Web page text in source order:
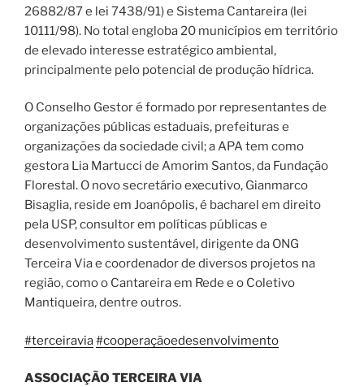
26882/87 e lei 7438/91) e Sistema Cantareira (lei
10111/98). No total engloba 20 municípios em território
de elevado interesse estratégico ambiental,
principalmente pelo potencial de produção hídrica.
O Conselho Gestor é formado por representantes de
organizações públicas estaduais, prefeituras e
organizações da sociedade civil; a APA tem como
gestora Lia Martucci de Amorim Santos, da Fundação
Florestal. O novo secretário executivo, Gianmarco
Bisaglia, reside em Joanópolis, é bacharel em direito
pela USP, consultor em políticas públicas e
desenvolvimento sustentável, dirigente da ONG
Terceira Via e coordenador de diversos projetos na
região, como o Cantareira em Rede e o Coletivo
Mantiqueira, dentre outros.
#terceiravia#cooperaçãoedesenvolvimento
ASSOCIAÇÃO TERCEIRA VIA